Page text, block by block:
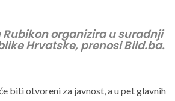
Rubikon organizira u suradnji
Hrvatske, prenosi Bild.ba.
biti otvoreni za javnost, a u pet glavnih